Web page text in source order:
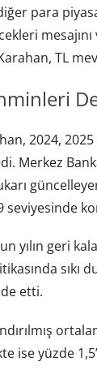
para
TL
2024,
Merkez
seviyesinde
yılın geri
sıkı
etti.
ise yüzde